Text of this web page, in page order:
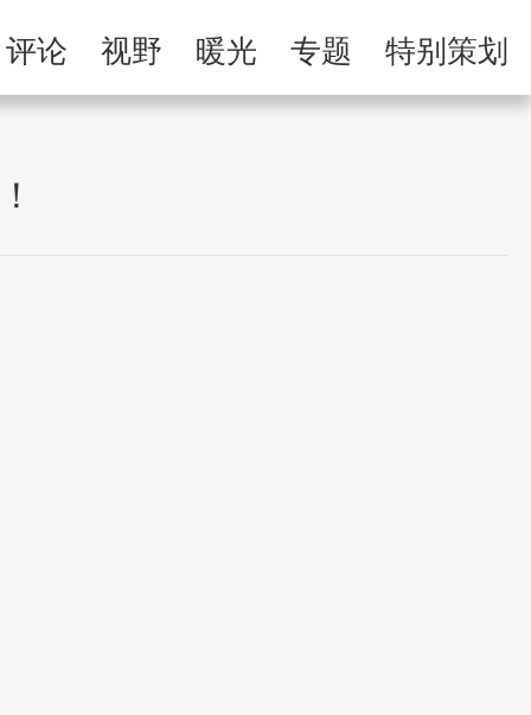
举报专区
评论 视野 暖光 专题 特别策划